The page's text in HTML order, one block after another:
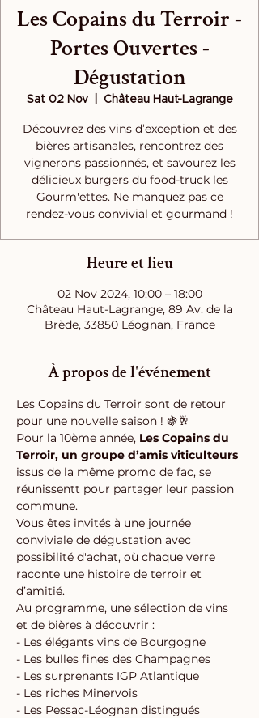
Les Copains du Terroir -
Portes Ouvertes -
Dégustation
Sat 02 Nov
  |
Château Haut-Lagrange
Découvrez des vins d’exception et des
bières artisanales, rencontrez des
vignerons passionnés, et savourez les
délicieux burgers du food-truck les
Gourm'ettes. Ne manquez pas ce
rendez-vous convivial et gourmand !
Heure et lieu
02 Nov 2024, 10:00 – 18:00
Château Haut-Lagrange, 89 Av. de la
Brède, 33850 Léognan, France
À propos de l'événement
Les Copains du Terroir sont de retour
pour une nouvelle saison ! 🍇🥂
Pour la 10ème année, Les Copains du
Terroir, un groupe d’amis viticulteurs
issus de la même promo de fac, se
réunissentt pour partager leur passion
commune.
Vous êtes invités à une journée
conviviale de dégustation avec
possibilité d'achat, où chaque verre
raconte une histoire de terroir et
d’amitié.
Au programme, une sélection de vins
et de bières à découvrir :
- Les élégants vins de Bourgogne
- Les bulles fines des Champagnes
- Les surprenants IGP Atlantique
- Les riches Minervois
- Les Pessac-Léognan distingués